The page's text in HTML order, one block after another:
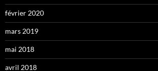
février 2020
mars 2019
mai 2018
avril 2018